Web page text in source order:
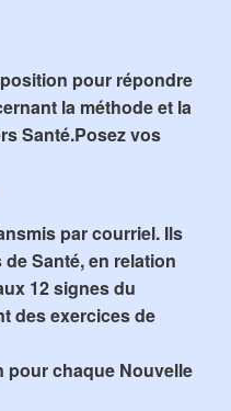
pour répondre
la méthode et la
Santé.Posez vos
par courriel. Ils
Santé, en relation
12 signes du
des exercices de
pour chaque Nouvelle